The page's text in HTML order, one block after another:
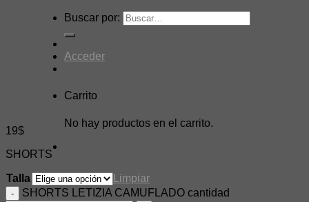
Buscar por:
Acceder
Carrito
No hay productos en el carrito.
19$
SHORTS
Talla
Limpiar
SHORTS LETIZIA CAMUFLADO cantidad